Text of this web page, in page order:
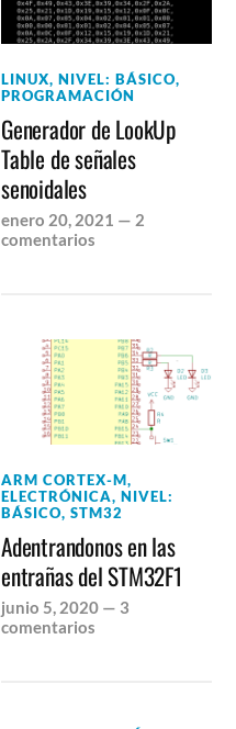
LINUX,NIVEL: BÁSICO,
PROGRAMACIÓN
Generador de LookUp
Table de señales
senoidales
enero 20, 2021 — 2
comentarios
ARM CORTEX-M,
ELECTRÓNICA,NIVEL:
BÁSICO,STM32
Adentrandonos en las
entrañas del STM32F1
junio 5, 2020 — 3
comentarios